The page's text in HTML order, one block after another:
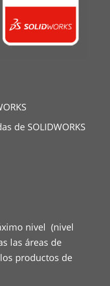
de SOLIDWORKS
nivel (nivel
las áreas de
productos de